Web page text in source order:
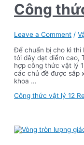
Công
Leave a Comment /
Để chuẩn bị cho kì thi
tới đây đạt điểm cao,
hợp công thức vật lý
các chủ đề được sắp
khoa …
Công thức vật lý 12